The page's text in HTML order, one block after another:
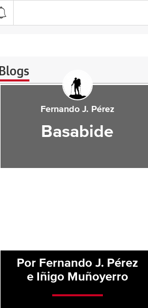
Blogs
Fernando J. Pérez
Basabide
Por Fernando J. Pérez
e Iñigo Muñoyerro